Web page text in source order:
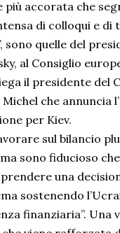
più accorata che
di colloqui e di
sono quelle del
al Consiglio
il presidente del
che annuncia
per Kiev.
sul bilancio
sono fiducioso
una
sostenendo
finanziaria”. Una